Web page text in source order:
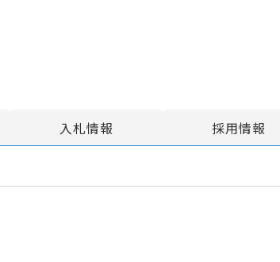
入札情報 採用情報